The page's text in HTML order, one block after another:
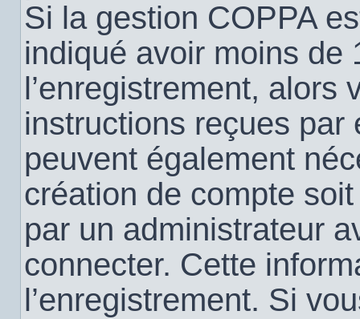
Si la gestion COPPA
indiqué avoir moins de
l’enregistrement, alors
instructions reçues par
peuvent également
création de compte
par un administrateur
connecter. Cette
l’enregistrement. Si